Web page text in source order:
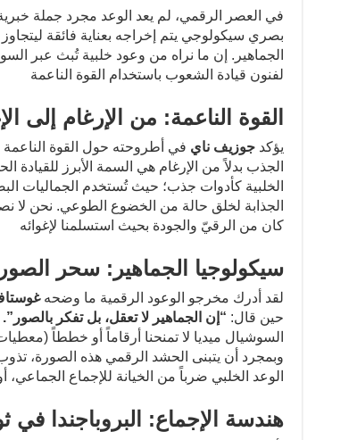
في العصر الرقمي، لم يعد الوعد مجرد جملة
بصري سيكولوجي يتم إخراجه بعناية فائقة
الجماهير. إن ما نراه من وعود خلبية تُبث عبر
لفنون قيادة الشعوب باستخدام القوة الناعمة
القوة الناعمة: من الإرغام إلى
يؤكدجوزيف ناي في أطروحته حول القوة
الجذب بدلاً من الإرغام هي السمة الأبرز للقيادة
الخلبية كأدوات جذب؛ حيث تُستخدم الجماليات
الجذابة لخلق حالة من الخضوع الطوعي. نحن لا
كان من الرقيّ والجودة بحيث استسلمنا لإغوائه
سيكولوجيا الجماهير: سحر
لقد أدرك مخرجو الوعود الرقمية ما وضحه
حين قال: “ إن الجماهير لا تعقل، بل تفكر بالصور”.
السوشيال ميديا لا تمنحنا أرقاماً أو خططاً
وبمجرد أن يتبنى الحشد الرقمي هذه الصورة،
الوعد الخلبي ضرباً من الخيانة للإجماع
هندسة الإجماع: البروباجندا في